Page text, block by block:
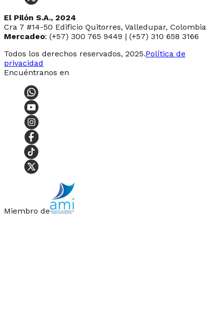
El Pilón S.A., 2024
Cra 7 #14-50 Edificio Quitorres, Valledupar, Colombia
Mercadeo: (+57) 300 765 9449 | (+57) 310 658 3166
Todos los derechos reservados, 2025.Política de
privacidad
Encuéntranos en
Miembro de